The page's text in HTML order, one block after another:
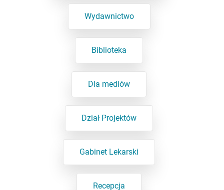
Wydawnictwo
Biblioteka
Dla mediów
Dział Projektów
Gabinet Lekarski
Recepcja